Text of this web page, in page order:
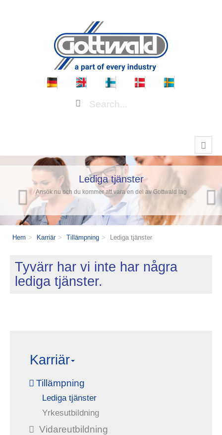
Lediga tjänster
Ansök nu och du kommer att vara en del av Gottwald lag
Hem Karriär Tillämpning Lediga tjänster
Tyvärr har vi inte har några
lediga tjänster.
Karriär
Tillämpning
Lediga tjänster
Yrkesutbildning
Vidareutbildning